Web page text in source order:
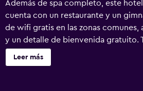
Además de spa completo, este
cuenta con un restaurante y un
de wifi gratis en las zonas
y un detalle de bienvenida gratuito.
un bar o lounge, un bar-cafetería y
One Boutique ofrece 17 alojamientos
Leer más